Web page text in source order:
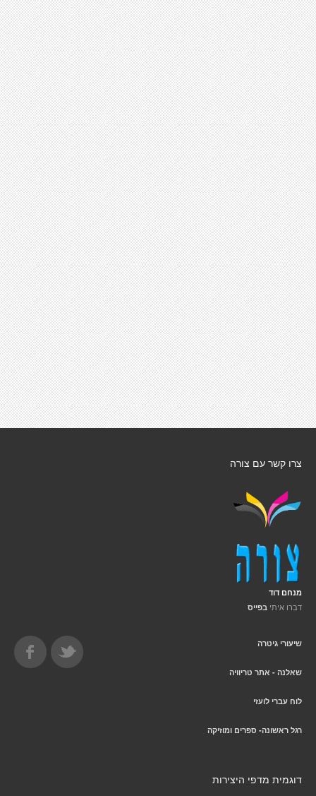
צרו קשר עם צורה
מנחם דוד
דברו איתי בפייס
שיעורי גיטרה
שאלנה - אתר טריוויה
לוח עברי לועזי
רגל ראשונה- ספרים ומוזיקה
דוגמית מדפי היצירות